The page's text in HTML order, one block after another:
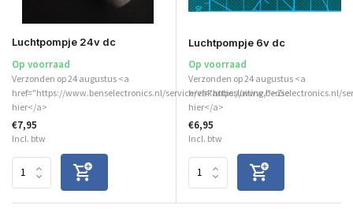
Luchtpompje 24v dc
Op voorraad
Verzonden op 24 augustus <a
href="https://www.benselectronics.nl/service/vakantiesluiting/">Zie
hier</a>
€7,95
Incl. btw
Luchtpompje 6v dc
Op voorraad
Verzonden op 24 augustus <a
href="https://www.benselectronics.nl/
hier</a>
€6,95
Incl. btw